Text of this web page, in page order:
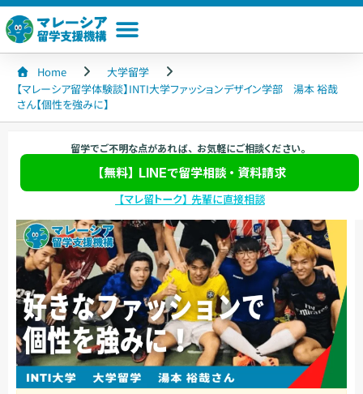
Home
大学留学
【マレーシア留学体験談】INTI大学ファッションデザイン学部 湯本 裕哉
さん【個性を強みに】
【マレーシア留学体験談】INTI大学ファッションデザ
イン学部 湯本 裕哉さん【個性を強みに】
大学留学
留学でご不明な点があれば、お気軽にご相談ください。
【無料】LINEで留学相談・資料請求
【マレ留トーク】先輩に直接相談